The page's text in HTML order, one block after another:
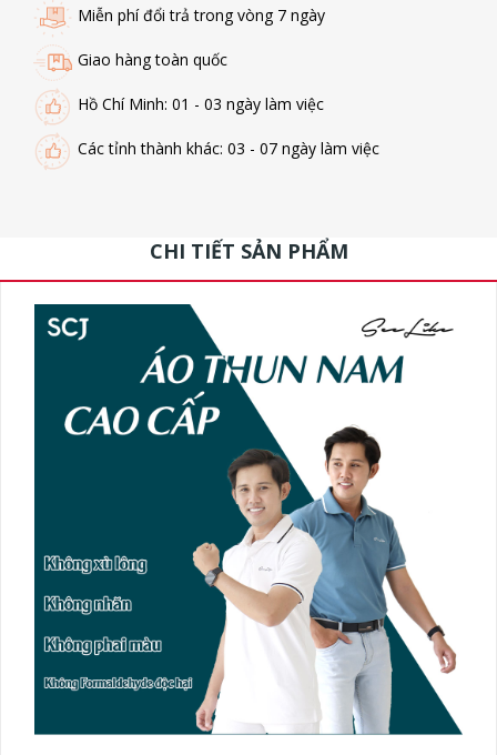
Miễn phí đổi trả trong vòng 7 ngày
Giao hàng toàn quốc
Hồ Chí Minh: 01 - 03 ngày làm việc
Các tỉnh thành khác: 03 - 07 ngày làm việc
CHI TIẾT SẢN PHẨM